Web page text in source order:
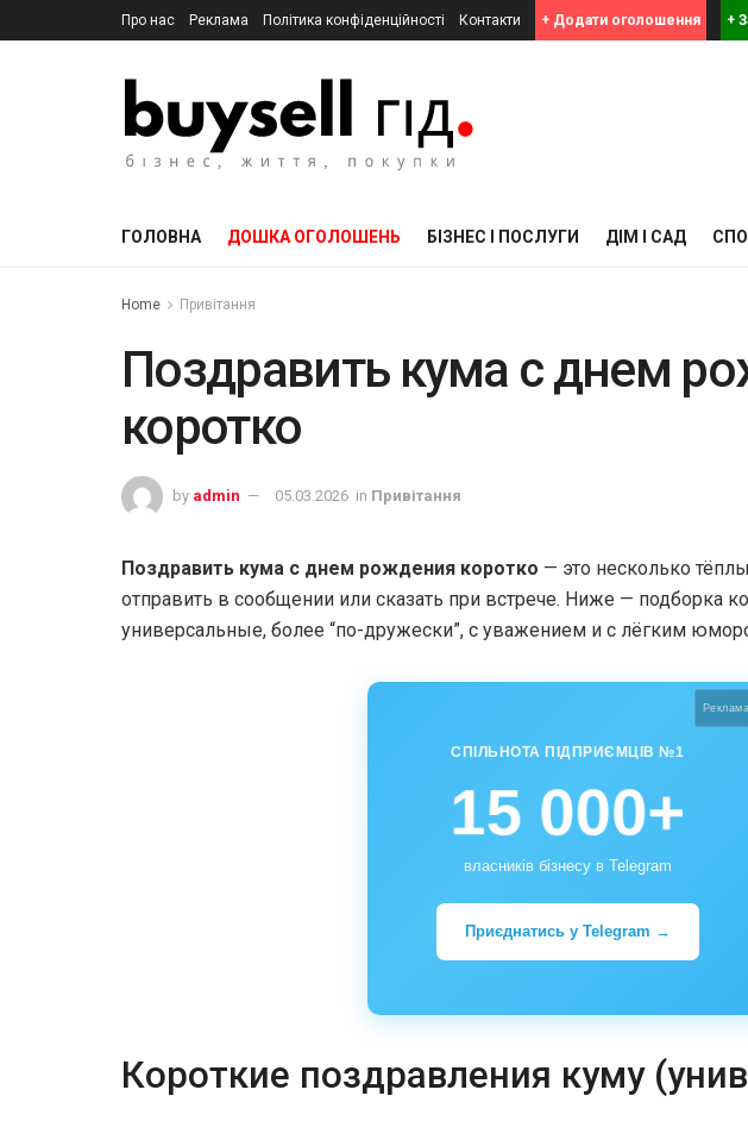
Про нас Реклама Політика конфіденційності Контакти + Додати оголошення +
ГОЛОВНА ДОШКА ОГОЛОШЕНЬ БІЗНЕС І ПОСЛУГИ ДІМ І САД
Home Привітання
Поздравить кума с днем
коротко
by admin 05.03.2026 in Привітання
Поздравить кума с днем рождения коротко — это несколько
отправить в сообщении или сказать при встрече. Ниже — подборка
универсальные, более “по-дружески”, с уважением и с лёгким
Реклама
СПІЛЬНОТА ПІДПРИЄМЦІВ №1
15 000+
власників бізнесу в Telegram
Приєднатись у Telegram →
Короткие поздравления куму